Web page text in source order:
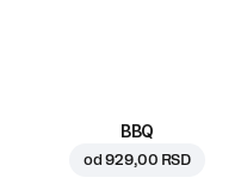
BBQ
od929,00 RSD